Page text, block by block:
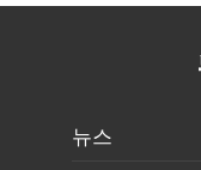
뉴스